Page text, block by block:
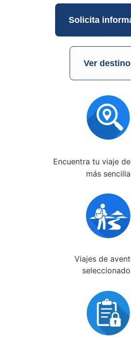
Solicita
Ver
Encuentra tu viaje
más sencilla
Viajes de